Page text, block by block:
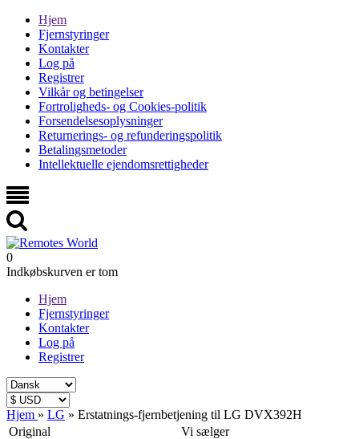
Hjem
Fjernstyringer
Kontakter
Log på
Registrer
Vilkår og betingelser
Fortroligheds- og Cookies-politik
Forsendelsesoplysninger
Returnerings- og refunderingspolitik
Betalingsmetoder
Intellektuelle ejendomsrettigheder
0
Indkøbskurven er tom
Hjem
Fjernstyringer
Kontakter
Log på
Registrer
Hjem » LG » Erstatnings-fjernbetjening til LG DVX392H
Original
Vi sælger